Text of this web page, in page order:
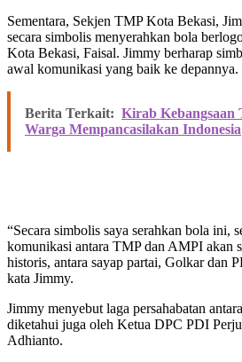
Sementara, Sekjen TMP Kota Bekasi,
secara simbolis menyerahkan bola
Kota Bekasi, Faisal. Jimmy berharap
awal komunikasi yang baik ke depannya.
Berita Terkait: Kirab
Warga Mempancasilakan Indonesia
“Secara simbolis saya serahkan bola ini,
komunikasi antara TMP dan AMPI akan
historis, antara sayap partai, Golkar dan
kata Jimmy.
Jimmy menyebut laga persahabatan
diketahui juga oleh Ketua DPC PDI
Adhianto.